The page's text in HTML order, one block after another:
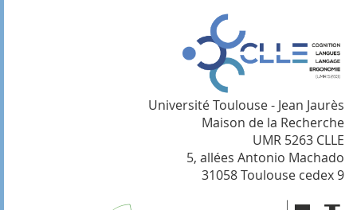
Université Toulouse - Jean Jaurès
Maison de la Recherche
UMR 5263 CLLE
5, allées Antonio Machado
31058 Toulouse cedex 9